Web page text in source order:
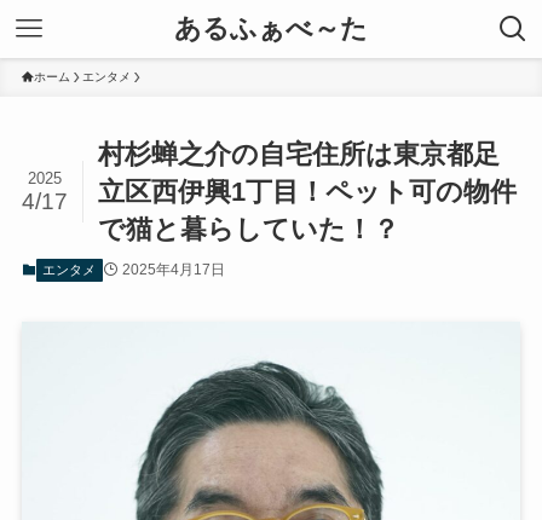
あるふぁべ～た
ホーム エンタメ
村杉蝉之介の自宅住所は東京都足
立区西伊興1丁目！ペット可の物件
で猫と暮らしていた！？
2025
4/17
エンタメ 2025年4月17日